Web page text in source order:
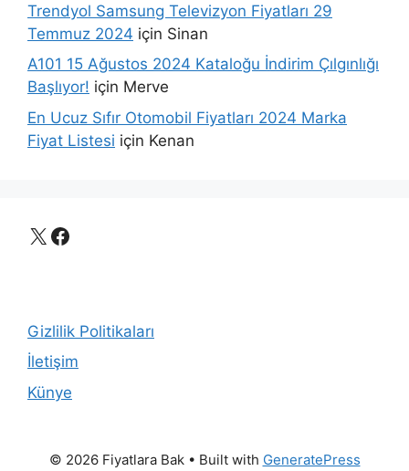
Trendyol Samsung Televizyon Fiyatları 29
Temmuz 2024 için Sinan
A101 15 Ağustos 2024 Kataloğu İndirim Çılgınlığı
Başlıyor! için Merve
En Ucuz Sıfır Otomobil Fiyatları 2024 Marka
Fiyat Listesi için Kenan
X Facebook
Gizlilik Politikaları
İletişim
Künye
© 2026 Fiyatlara Bak• Built with GeneratePress